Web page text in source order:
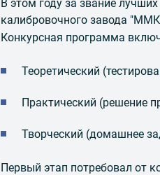
В этом году за звание
калибровочного завода
Конкурсная программа
Теоретический
Практический (решение
Творческий (домашнее
Первый этап потребовал от